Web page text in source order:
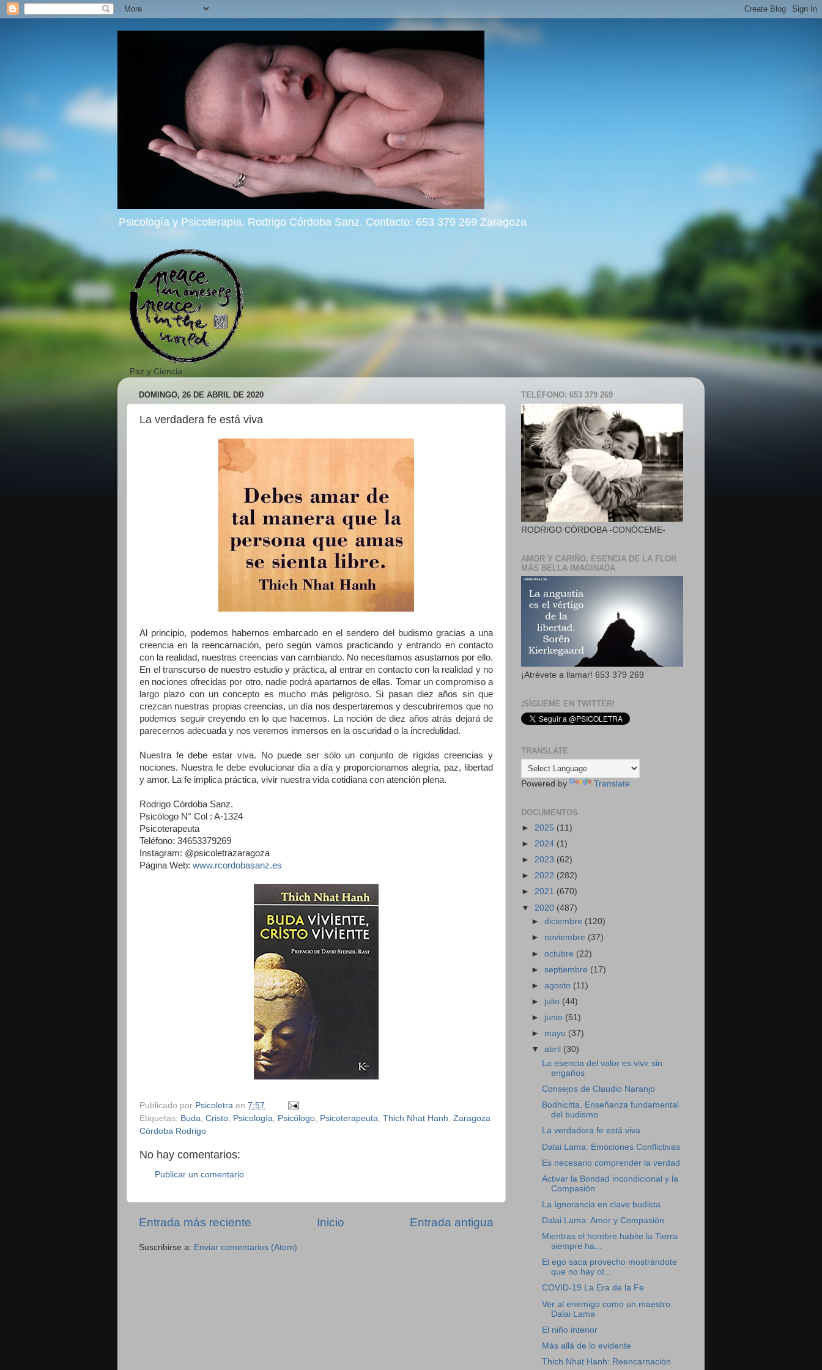
Psicología y Psicoterapia. Rodrigo Córdoba Sanz. Contacto: 653 379 269 Zaragoza
Paz y Ciencia
DOMINGO, 26 DE ABRIL DE 2020
La verdadera fe está viva
Al principio, podemos habernos embarcado en el sendero del budismo gracias a una
creencia en la reencarnación, pero según vamos practicando y entrando en contacto
con la realidad, nuestras creencias van cambiando. No necesitamos asustarnos por ello.
En el transcurso de nuestro estudio y práctica, al entrar en contacto con la realidad y no
en nociones ofrecidas por otro, nadie podrá apartarnos de ellas. Tomar un compromiso a
largo plazo con un concepto es mucho más peligroso. Si pasan diez años sin que
crezcan nuestras propias creencias, un día nos despertaremos y descubriremos que no
podemos seguir creyendo en lo que hacemos. La noción de diez años atrás dejará de
parecernos adecuada y nos veremos inmersos en la oscuridad o la incredulidad.
Nuestra fe debe estar viva. No puede ser sólo un conjunto de rígidas creencias y
nociones. Nuestra fe debe evolucionar día a día y proporcionarnos alegría, paz, libertad
y amor. La fe implica práctica, vivir nuestra vida cotidiana con atención plena.
Rodrigo Córdoba Sanz.
Psicólogo N° Col : A-1324
Psicoterapeuta
Teléfono: 34653379269
Instagram: @psicoletrazaragoza
Página Web: www.rcordobasanz.es
Publicado por Psicoletra en 7:57
Etiquetas: Buda Cristo Psicología Psicólogo Psicoterapeuta Thich Nhat Hanh Zaragoza
Córdoba Rodrigo
No hay comentarios:
Publicar un comentario
Entrada más reciente Entrada antigua
Inicio
Suscribirse a: Enviar comentarios (Atom)
TELÉFONO: 653 379 269
RODRIGO CÓRDOBA -CONÓCEME-
AMOR Y CARIÑO. ESENCIA DE LA FLOR
MÁS BELLA IMAGINADA
¡Atrévete a llamar! 653 379 269
¡SÍGUEME EN TWITTER!
TRANSLATE
Powered by Translate
DOCUMENTOS
► 2025 (11)
► 2024 (1)
► 2023 (62)
► 2022 (282)
► 2021 (670)
▼ 2020 (487)
►diciembre (120)
► noviembre (37)
►octubre (22)
►septiembre (17)
►agosto (11)
► julio (44)
► junio (51)
► mayo (37)
▼abril (30)
La esencia del valor es vivir sin
engaños
Consejos de Claudio Naranjo
Bodhicitta. Enseñanza fundamental
del budismo
La verdadera fe está viva
Dalai Lama: Emociones Conflictivas
Es necesario comprender la verdad
Activar la Bondad incondicional y la
Compasión
La Ignorancia en clave budista
Dalai Lama: Amor y Compasión
Mientras el hombre habite la Tierra
siempre ha...
El ego saca provecho mostrándote
que no hay ot...
COVID-19 La Era de la Fe
Ver al enemigo como un maestro.
Dalai Lama
El niño interior
Más allá de lo evidente
Thich Nhat Hanh: Reencarnación